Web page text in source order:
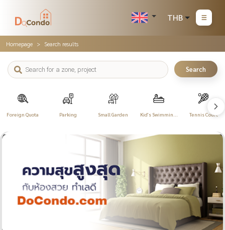
THB
Homepage Search results
Search
Foreign Quota Parking Small Garden Kid's Swimming Tennis Court